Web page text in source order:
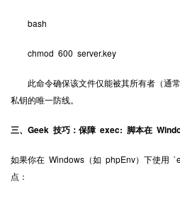
bash
chmod 600 server.key
此命令确保该文件仅能被其所有者（通
私钥的唯一防线。
三、Geek 技巧：保障 exec: 脚本在
如果你在 Windows（如 phpEnv）下使用
点：